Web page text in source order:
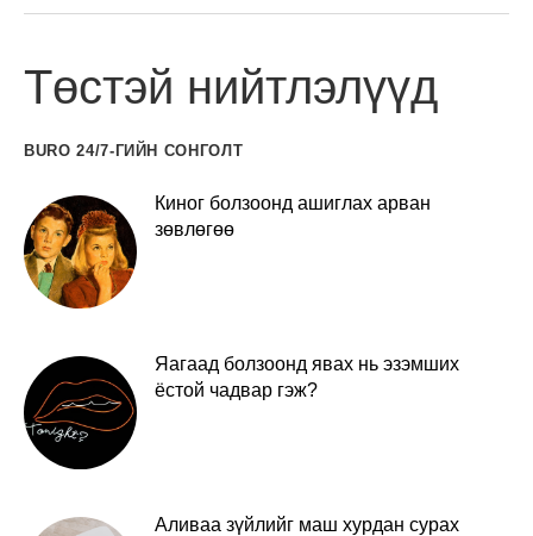
Төстэй нийтлэлүүд
BURO 24/7-ГИЙН СОНГОЛТ
Киног болзоонд ашиглах арван
зөвлөгөө
Яагаад болзоонд явах нь эзэмших
ёстой чадвар гэж?
Аливаа зүйлийг маш хурдан сурах